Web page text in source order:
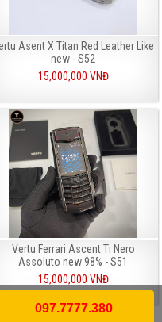
Asent X Titan Red Leather Like
new - S52
15,000,000 VNĐ
Vertu Ferrari Ascent Ti Nero
Assoluto new 98% - S51
15,000,000 VNĐ
097.7777.380